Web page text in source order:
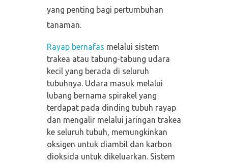
yang penting bagi pertumbuhan
tanaman.
Rayap bernafas melalui sistem
trakea atau tabung-tabung udara
kecil yang berada di seluruh
tubuhnya. Udara masuk melalui
lubang bernama spirakel yang
terdapat pada dinding tubuh rayap
dan mengalir melalui jaringan trakea
ke seluruh tubuh, memungkinkan
oksigen untuk diambil dan karbon
dioksida untuk dikeluarkan. Sistem